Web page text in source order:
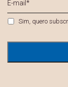
mail
Privacidade *
Sim, quero